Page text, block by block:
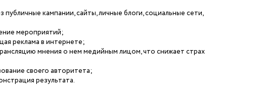
кампании, сайты, личные блоги, социальные сети,
мероприятий;
реклама в интернете;
мнения о нем медийным лицом, что снижает страх
своего авторитета;
результата.